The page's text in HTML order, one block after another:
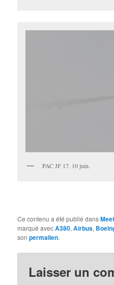
PAC JF 17. 10 juin.
Ce contenu a été publié dans
marqué avecA380,Airbus,
sonpermalien.
Laisser un